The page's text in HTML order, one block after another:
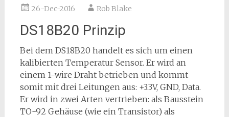
26-Dec-2016 Rob Blake
DS18B20 Prinzip
Bei dem DS18B20 handelt es sich um einen
kalibierten Temperatur Sensor. Er wird an
einem 1-wire Draht betrieben und kommt
somit mit drei Leitungen aus: +3.3V, GND, Data.
Er wird in zwei Arten vertrieben: als Bausstein
TO-92 Gehäuse (wie ein Transistor) als